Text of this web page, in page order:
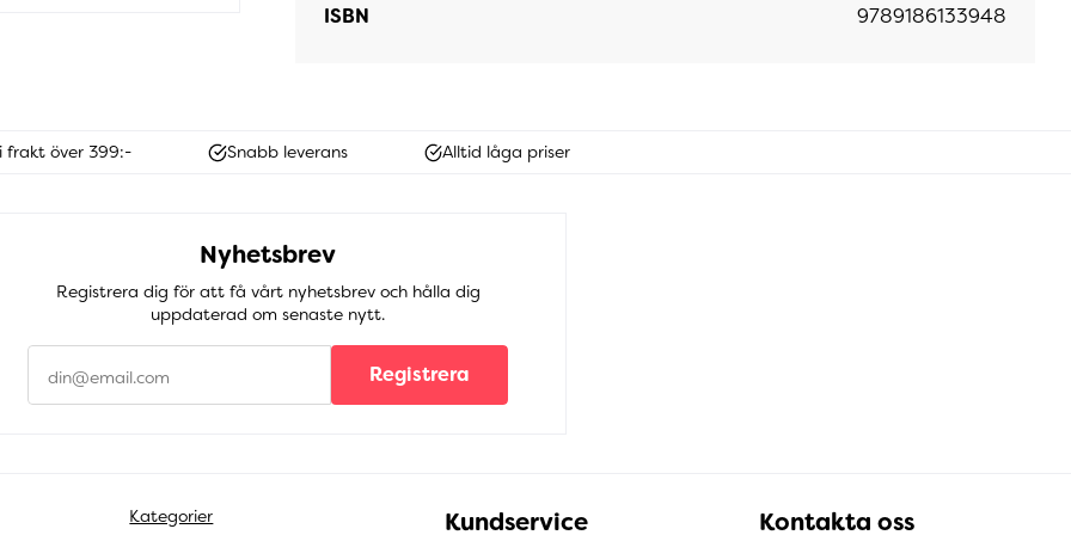
ISBN 9789186133948
frakt över 399:- Snabb leverans Alltid låga priser
Nyhetsbrev
Registrera dig för att få vårt nyhetsbrev och hålla dig
uppdaterad om senaste nytt.
Registrera
Kategorier
Kundservice Kontakta oss